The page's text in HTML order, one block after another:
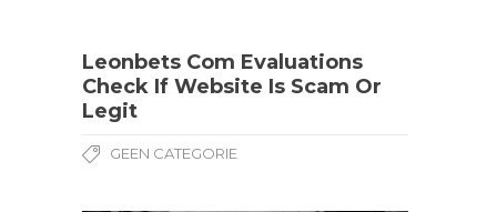
Leonbets Com Evaluations
Check If Website Is Scam Or
Legit
GEEN CATEGORIE